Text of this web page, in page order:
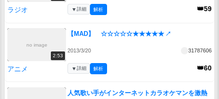
ラジオ 👑59
▼詳細 解析
no image
2:53
【MAD】 ☆☆☆☆☆★★★★★ ↗
2013/3/20 31787606
アニメ 👑60
▼詳細 解析
人気歌い手がインターネットカラオケマンを激熱